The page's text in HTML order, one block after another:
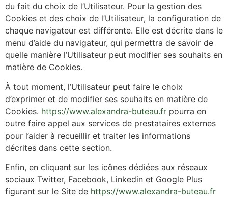
du fait du choix de l’Utilisateur. Pour la gestion des
Cookies et des choix de l’Utilisateur, la configuration de
chaque navigateur est différente. Elle est décrite dans le
menu d’aide du navigateur, qui permettra de savoir de
quelle manière l’Utilisateur peut modifier ses souhaits en
matière de Cookies.
À tout moment, l’Utilisateur peut faire le choix
d’exprimer et de modifier ses souhaits en matière de
Cookies. https://www.alexandra-buteau.fr pourra en
outre faire appel aux services de prestataires externes
pour l’aider à recueillir et traiter les informations
décrites dans cette section.
Enfin, en cliquant sur les icônes dédiées aux réseaux
sociaux Twitter, Facebook, Linkedin et Google Plus
figurant sur le Site de https://www.alexandra-buteau.fr